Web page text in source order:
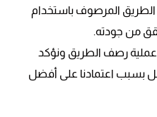
الطريق المرصوف باستخدام
من جودته.
عملية رصف الطريق ونؤكد
بسبب اعتمادنا على أفضل